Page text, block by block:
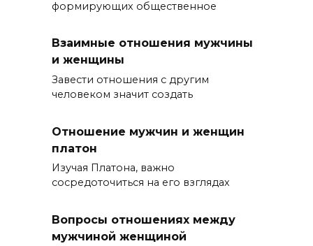
формирующих общественное
Взаимные отношения мужчины
и женщины
Завести отношения с другим
человеком значит создать
Отношение мужчин и женщин
платон
Изучая Платона, важно
сосредоточиться на его взглядах
Вопросы отношениях между
мужчиной женщиной